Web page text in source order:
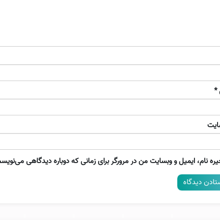
*
نام، ایمیل و وبسایت من در مرورگر برای زمانی که دوباره دیدگاهی